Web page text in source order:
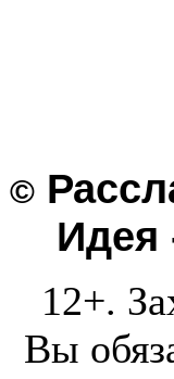
©
Идея
12+.
Вы